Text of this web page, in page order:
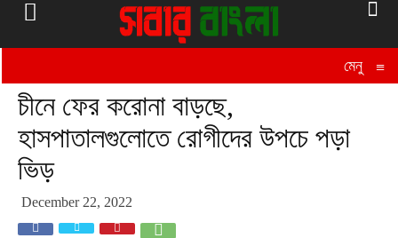
মেনু ≡
চীনে ফের করোনা বাড়ছে,
হাসপাতালগুলোতে রোগীদের উপচে পড়া
ভিড়
December 22, 2022